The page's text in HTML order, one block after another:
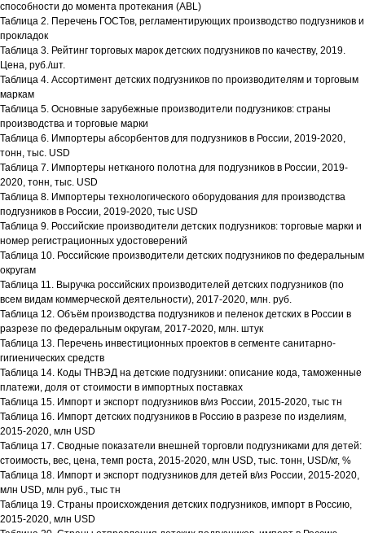
способности до момента протекания (ABL)
Таблица 2. Перечень ГОСТов, регламентирующих производство подгузников и
прокладок
Таблица 3. Рейтинг торговых марок детских подгузников по качеству, 2019.
Цена, руб./шт.
Таблица 4. Ассортимент детских подгузников по производителям и торговым
маркам
Таблица 5. Основные зарубежные производители подгузников: страны
производства и торговые марки
Таблица 6. Импортеры абсорбентов для подгузников в России, 2019-2020,
тонн, тыс. USD
Таблица 7. Импортеры нетканого полотна для подгузников в России, 2019-
2020, тонн, тыс. USD
Таблица 8. Импортеры технологического оборудования для производства
подгузников в России, 2019-2020, тыс USD
Таблица 9. Российские производители детских подгузников: торговые марки и
номер регистрационных удостоверений
Таблица 10. Российские производители детских подгузников по федеральным
округам
Таблица 11. Выручка российских производителей детских подгузников (по
всем видам коммерческой деятельности), 2017-2020, млн. руб.
Таблица 12. Объём производства подгузников и пеленок детских в России в
разрезе по федеральным округам, 2017-2020, млн. штук
Таблица 13. Перечень инвестиционных проектов в сегменте санитарно-
гигиенических средств
Таблица 14. Коды ТНВЭД на детские подгузники: описание кода, таможенные
платежи, доля от стоимости в импортных поставках
Таблица 15. Импорт и экспорт подгузников в/из России, 2015-2020, тыс тн
Таблица 16. Импорт детских подгузников в Россию в разрезе по изделиям,
2015-2020, млн USD
Таблица 17. Сводные показатели внешней торговли подгузниками для детей:
стоимость, вес, цена, темп роста, 2015-2020, млн USD, тыс. тонн, USD/кг, %
Таблица 18. Импорт и экспорт подгузников для детей в/из России, 2015-2020,
млн USD, млн руб., тыс тн
Таблица 19. Страны происхождения детских подгузников, импорт в Россию,
2015-2020, млн USD